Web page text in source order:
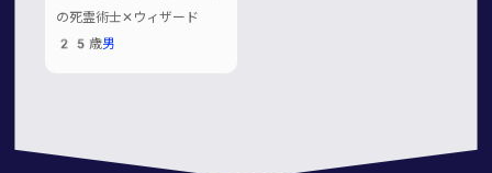
の死霊術士✕ウィザード
25歳男